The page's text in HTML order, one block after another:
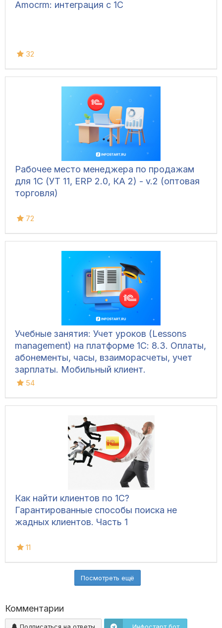
Amocrm: интеграция с 1С
32
Рабочее место менеджера по продажам
для 1С (УТ 11, ERP 2.0, КА 2) - v.2 (оптовая
торговля)
72
Учебные занятия: Учет уроков (Lessons
management) на платформе 1С: 8.3. Оплаты,
абонементы, часы, взаиморасчеты, учет
зарплаты. Мобильный клиент.
54
Как найти клиентов по 1С?
Гарантированные способы поиска не
жадных клиентов. Часть 1
11
Посмотреть ещё
Комментарии